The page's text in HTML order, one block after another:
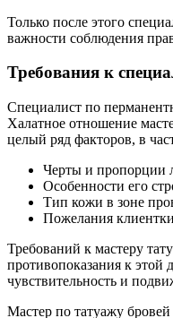
Только после этого
важности соблюдения
Требования к
Специалист по
Халатное отношение
целый ряд факторов, в
Черты и пропорции
Особенности его
Тип кожи в зоне
Пожелания
Требований к мастеру
противопоказания к этой
чувствительность и
Мастер по татуажу